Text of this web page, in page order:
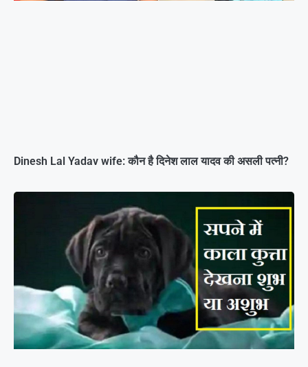
Dinesh Lal Yadav wife: कौन है दिनेश लाल यादव की असली पत्नी?